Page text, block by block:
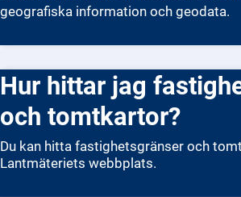
geografiska information och geodata.
Hur hittar jag fastighetsgränser
och tomtkartor?
Du kan hitta fastighetsgränser och
Lantmäteriets webbplats.